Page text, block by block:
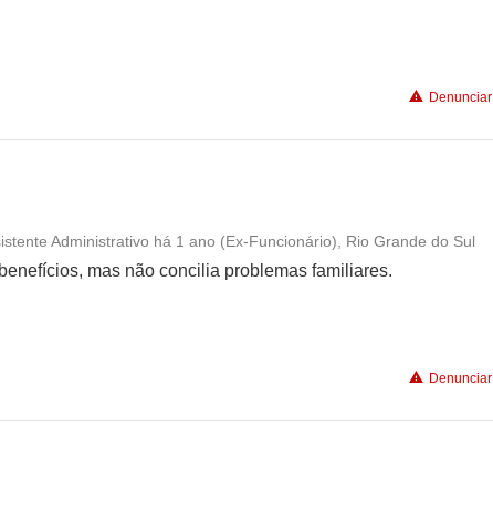
Denunciar
Conciliação com a vida familiar
Administrativo há 1 ano (Ex-Funcionário), Rio Grande do Sul
mas não concilia problemas familiares.
Denunciar